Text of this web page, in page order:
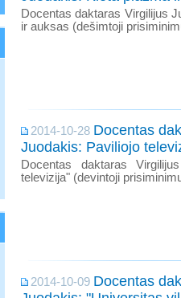
Docentas daktaras Virgilijus
ir auksas (dešimtoji
2014-10-28 Docentas
Juodakis: Paviliojo
Docentas daktaras
televizija" (devintoji
2014-10-09 Docentas